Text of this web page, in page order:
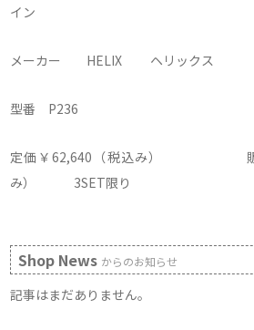
イン
メーカー HELIX ヘリックス
型番 P236
定価￥62,640（税込み） 販売
み） 3SET限り
Shop News からのお知らせ
記事はまだありません。